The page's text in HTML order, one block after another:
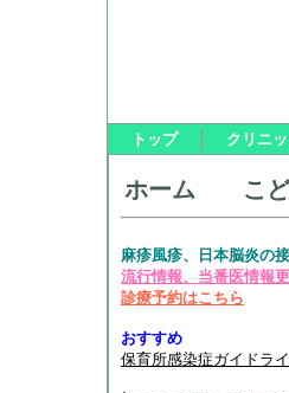
トップ クリニ
ホーム こ
麻疹風疹、日本脳炎の
流行情報、当番医情報
診療予約はこちら
おすすめ
保育所感染症ガイドラ